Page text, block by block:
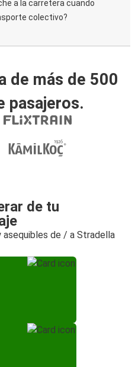
a la carretera cuando
colectivo?
de más de 500
pasajeros.
de tu
asequibles de / a Stradella